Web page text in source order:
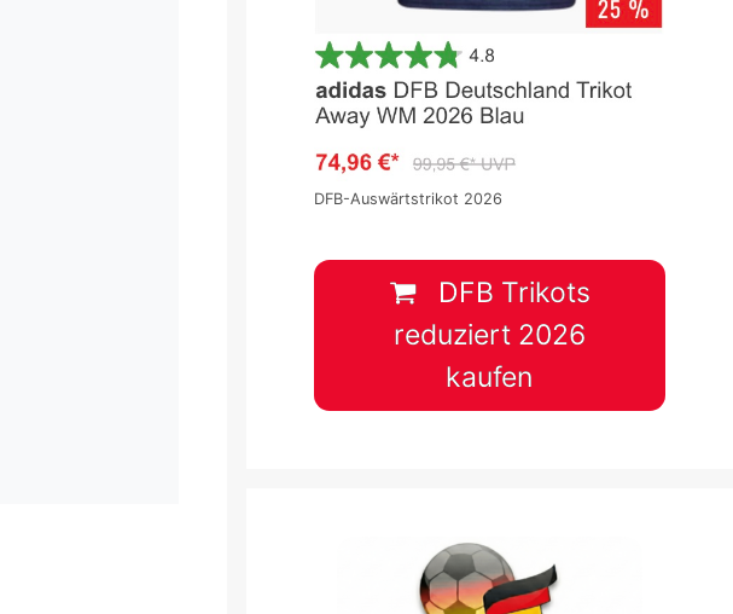
DFB-Auswärtstrikot 2026
DFB Trikots
reduziert 2026
kaufen